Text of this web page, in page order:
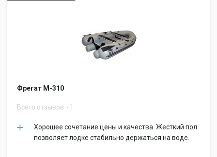
Фрегат М-310
Всего отзывов 1
Хорошее сочетание цены и качества. Жесткий пол
позволяет лодке стабильно держаться на воде.